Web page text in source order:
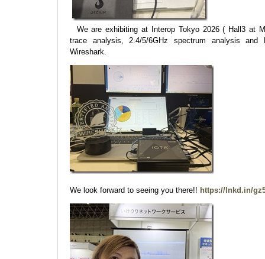
We are exhibiting at Interop Tokyo 2026 ( Hall3 at
trace analysis, 2.4/5/6GHz spectrum analysis
Wireshark.
We look forward to seeing you there!! https://lnkd.in/